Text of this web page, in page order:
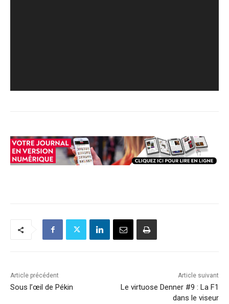
Article précédent
Sous l’œil de Pékin
Article suivant
Le virtuose Denner #9 : La F1
dans le viseur